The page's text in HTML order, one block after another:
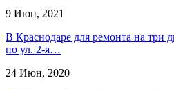
9 Июн, 2021
В Краснодаре для ремонта на три
по ул. 2-я…
24 Июн, 2020